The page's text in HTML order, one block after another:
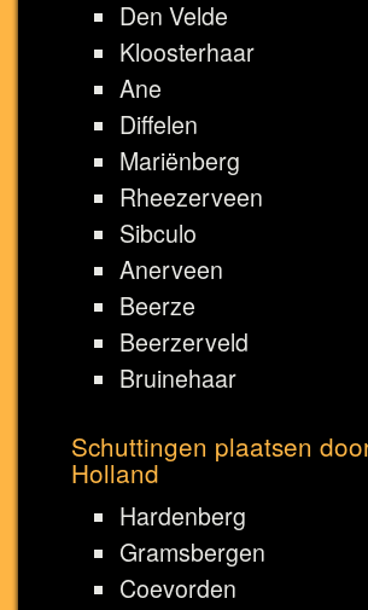
Den Velde
Kloosterhaar
Ane
Diffelen
Mariënberg
Rheezerveen
Sibculo
Anerveen
Beerze
Beerzerveld
Bruinehaar
Schuttingen plaatsen
Holland
Hardenberg
Gramsbergen
Coevorden